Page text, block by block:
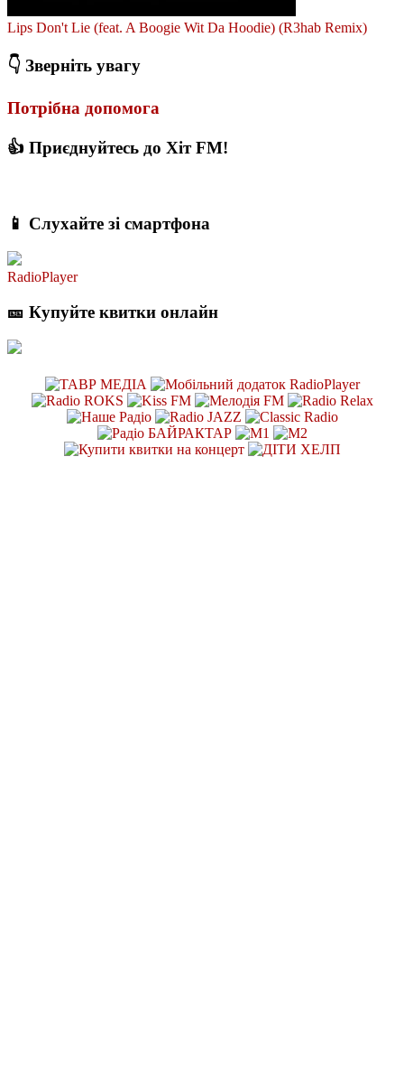
Lips Don't Lie (feat. A Boogie Wit Da Hoodie) (R3hab Remix)
👇 Зверніть увагу
Потрібна допомога
👍 Приєднуйтесь до Хіт FM!
📱 Слухайте зі смартфона
RadioPlayer
🎫 Купуйте квитки онлайн